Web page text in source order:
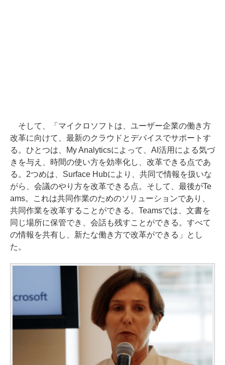
そして、「マイクロソフトは、ユーザー企業の働き方
改革に向けて、最新のクラウドとデバイスでサポートす
る。ひとつは、My Analyticsによって、AI活用による気づ
きを与え、時間の使い方を効率化し、改革できる点であ
る。2つめは、Surface Hubにより、共同で情報を扱いな
がら、会議のやり方を改革できる点。そして、最後がTe
ams。これは共同作業のためのソリューションであり、
共同作業を改革することができる。Teamsでは、文書を
同じ場所に保管でき、会話も残すことができる。すべて
の情報を共有し、新たな働き方で改革ができる」とし
た。